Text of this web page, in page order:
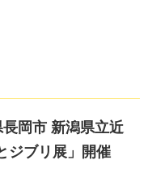
岡市 新潟県立近
ジブリ展」開催